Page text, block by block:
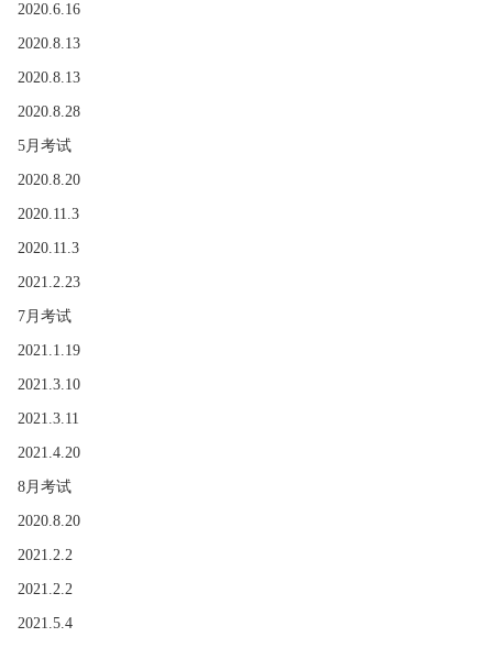
2020.6.16
2020.8.13
2020.8.13
2020.8.28
5月考试
2020.8.20
2020.11.3
2020.11.3
2021.2.23
7月考试
2021.1.19
2021.3.10
2021.3.11
2021.4.20
8月考试
2020.8.20
2021.2.2
2021.2.2
2021.5.4